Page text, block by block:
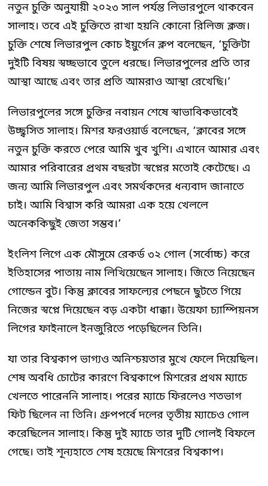
নতুন চুক্তি অনুযায়ী ২০২৩ সাল পর্যন্ত লিভারপুলে থাকবেন
সালাহ। তবে এই চুক্তিতে রাখা হয়নি কোনো রিলিজ ক্লজ।
চুক্তি শেষে লিভারপুল কোচ ইয়ুর্গেন ক্লপ বলেছেন, ‘চুক্তিটা
দুইটি বিষয় স্বচ্ছভাবে তুলে ধরছে। লিভারপুলের প্রতি তার
আস্থা আছে এবং তার প্রতি আমরাও আস্থা রেখেছি।’
লিভারপুলের সঙ্গে চুক্তির নবায়ন শেষে স্বাভাবিকভাবেই
উচ্ছ্বসিত সালাহ। মিশর ফরওয়ার্ড বলেছেন, ‘ক্লাবের সঙ্গে
নতুন চুক্তি করতে পেরে আমি খুব খুশি। এখানে আমার এবং
আমার পরিবারের প্রথম বছরটা স্বপ্নের মতোই কেটেছে। এ
জন্য আমি লিভারপুল এবং সমর্থকদের ধন্যবাদ জানাতে
চাই। আমি বিশ্বাস করি আমরা এক হয়ে খেললে
অনেককিছুই জেতা সম্ভব।’
ইংলিশ লিগে এক মৌসুমে রেকর্ড ৩২ গোল (সর্বোচ্চ) করে
ইতিহাসের পাতায় নাম লিখিয়েছেন সালাহ। জিতে নিয়েছেন
গোল্ডেন বুট। কিন্তু ক্লাবের সাফল্যের পেছনে ছুটতে গিয়ে
নিজের স্বপ্নে দিয়েছেন বড় একটা ধাক্কা। উয়েফা চ্যাম্পিয়নস
লিগের ফাইনালে ইনজুরিতে পড়েছিলেন তিনি।
যা তার বিশ্বকাপ ভাগ্যও অনিশ্চয়তার মুখে ফেলে দিয়েছিল।
শেষ অবধি চোটের কারণে বিশ্বকাপে মিশরের প্রথম ম্যাচে
খেলতে পারেননি সালাহ। পরের ম্যাচে ফিরলেও শতভাগ
ফিট ছিলেন না তিনি। গ্রুপপর্বে দলের তৃতীয় ম্যাচেও গোল
করেছিলেন সালাহ। কিন্তু দুই ম্যাচে তার দুটি গোলই বিফলে
গেছে। তাই শূন্যহাতে শেষ হয়েছে মিশরের বিশ্বকাপ।